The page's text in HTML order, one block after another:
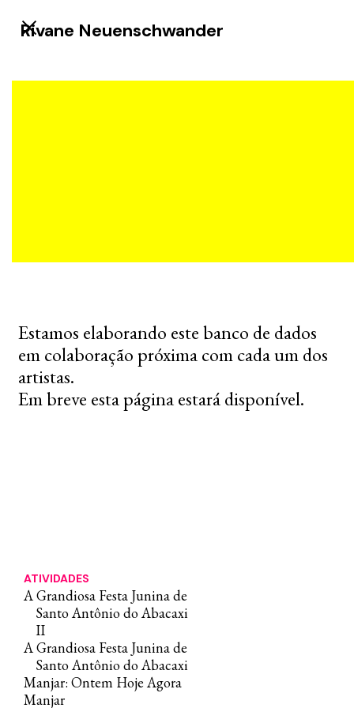
Rivane Neuenschwander
ATIVIDADES
A Grandiosa Festa Junina de
Santo Antônio do Abacaxi
II
A Grandiosa Festa Junina de
Santo Antônio do Abacaxi
Manjar: Ontem Hoje Agora
Manjar
Estamos elaborando este banco de dados
em colaboração próxima com cada um dos
artistas.
Em breve esta página estará disponível.